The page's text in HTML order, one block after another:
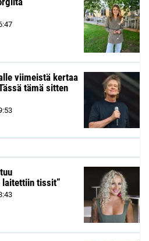
viimeistä kertaa
tämä sitten
laitettiin tissit”